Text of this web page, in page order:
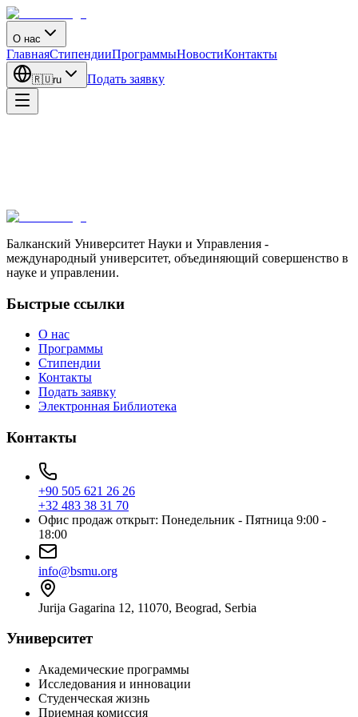
О нас
ГлавнаяСтипендииПрограммыНовостиКонтакты
🇷🇺ru Подать заявку
Балканский Университет Науки и Управления -
международный университет, объединяющий совершенство в
науке и управлении.
Быстрые ссылки
О нас
Программы
Стипендии
Контакты
Подать заявку
Электронная Библиотека
Контакты
+90 505 621 26 26
+32 483 38 31 70
Офис продаж открыт: Понедельник - Пятница 9:00 -
18:00
info@bsmu.org
Jurija Gagarina 12, 11070, Beograd, Serbia
Университет
Академические программы
Исследования и инновации
Студенческая жизнь
Приемная комиссия